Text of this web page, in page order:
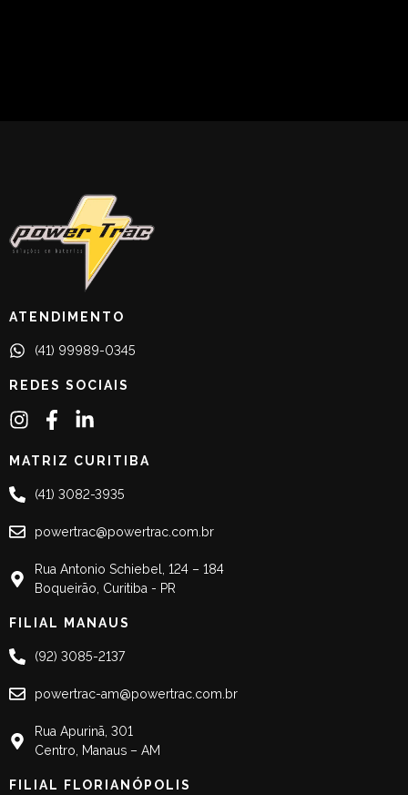
ATENDIMENTO
(41) 99989-0345
REDES SOCIAIS
MATRIZ CURITIBA
(41) 3082-3935
powertrac@powertrac.com.br
Rua Antonio Schiebel, 124 – 184
Boqueirão, Curitiba - PR
FILIAL MANAUS
(92) 3085-2137
powertrac-am@powertrac.com.br
Rua Apurinã, 301
Centro, Manaus – AM
FILIAL FLORIANÓPOLIS